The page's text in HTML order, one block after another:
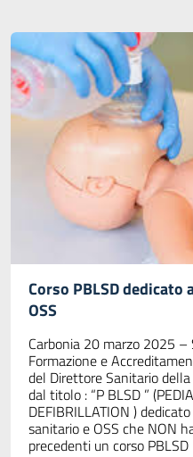
Corso PBLSD
OSS
Carbonia 20 marzo 2025
Formazione e
del Direttore Sanitario
dal titolo : “P BLSD ”
DEFIBRILLATION )
sanitario e OSS che NON
precedenti un corso PBLSD